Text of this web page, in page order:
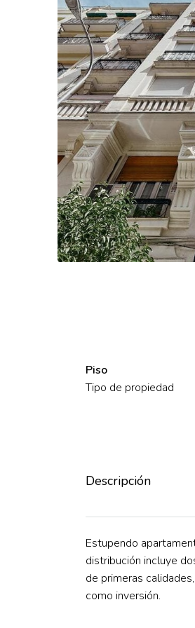
Piso
Tipo de propiedad
Descripción
Estupendo
distribución incluye
de primeras
como inversión.